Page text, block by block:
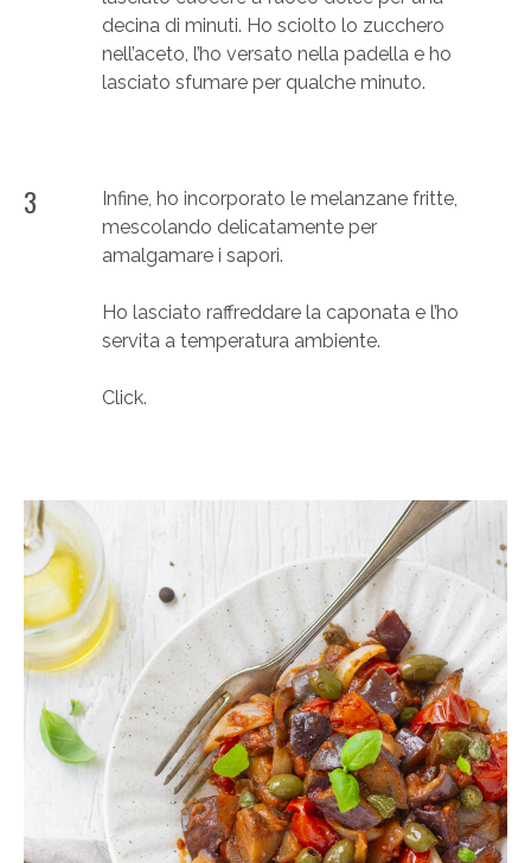
decina di minuti. Ho sciolto lo zucchero
nell’aceto, l’ho versato nella padella e ho
lasciato sfumare per qualche minuto.
3
Infine, ho incorporato le melanzane fritte,
mescolando delicatamente per
amalgamare i sapori.
Ho lasciato raffreddare la caponata e l’ho
servita a temperatura ambiente.
Click.